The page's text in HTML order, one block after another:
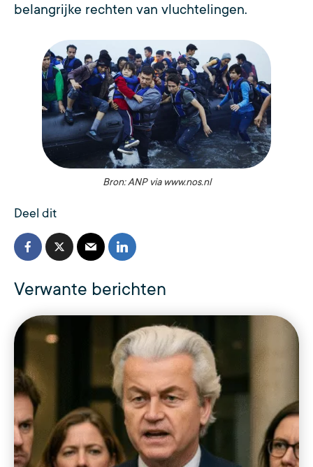
belangrijke rechten van vluchtelingen.
Bron: ANP via www.nos.nl
Deel dit
Verwante berichten